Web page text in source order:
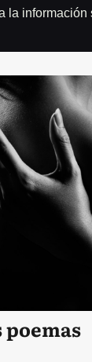
la
poemas